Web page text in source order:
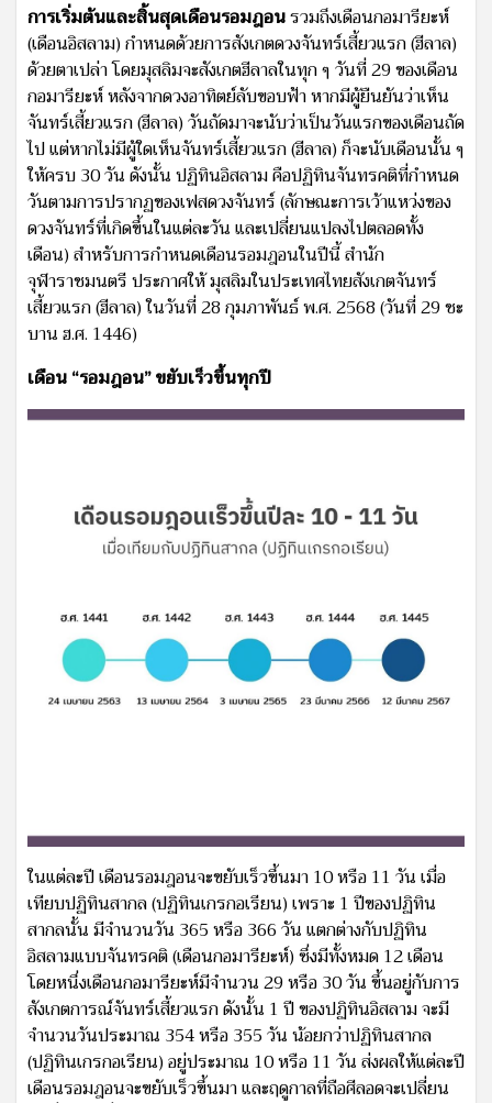
การเริ่มต้นและสิ้นสุดเดือนรอมฎอนรวมถึงเดือนกอมารียะห์
(เดือนอิสลาม) กําหนดด้วยการสังเกตดวงจันทร์เสี้ยวแรก (ฮีลาล)
ด้วยตาเปล่า โดยมุสลิมจะสังเกตฮีลาลในทุก ๆ วันที่ 29 ของเดือน
กอมารียะห์ หลังจากดวงอาทิตย์ลับขอบฟ้า หากมีผู้ยืนยันว่าเห็น
จันทร์เสี้ยวแรก (ฮีลาล) วันถัดมาจะนับว่าเป็นวันแรกของเดือนถัด
ไป แต่หากไม่มีผู้ใดเห็นจันทร์เสี้ยวแรก (ฮีลาล) ก็จะนับเดือนนั้น ๆ
ให้ครบ 30 วัน ดังนั้น ปฏิทินอิสลาม คือปฏิทินจันทรคติที่กําหนด
วันตามการปรากฏของเฟสดวงจันทร์ (ลักษณะการเว้าแหว่งของ
ดวงจันทร์ที่เกิดขึ้นในแต่ละวัน และเปลี่ยนแปลงไปตลอดทั้ง
เดือน) สำหรับการกำหนดเดือนรอมฎอนในปีนี้ สำนัก
จุฬาราชมนตรี ประกาศให้ มุสลิมในประเทศไทยสังเกตจันทร์
เสี้ยวแรก (ฮีลาล) ในวันที่ 28 กุมภาพันธ์ พ.ศ. 2568 (วันที่ 29 ชะ
บาน ฮ.ศ. 1446)
เดือน “รอมฎอน” ขยับเร็วขึ้นทุกปี
ในแต่ละปี เดือนรอมฎอนจะขยับเร็วขึ้นมา 10 หรือ 11 วัน เมื่อ
เทียบปฏิทินสากล (ปฏิทินเกรกอเรียน) เพราะ 1 ปีของปฏิทิน
สากลนั้น มีจำนวนวัน 365 หรือ 366 วัน แตกต่างกับปฏิทิน
อิสลามแบบจันทรคติ (เดือนกอมารียะห์) ซึ่งมีทั้งหมด 12 เดือน
โดยหนึ่งเดือนกอมารียะห์มีจำนวน 29 หรือ 30 วัน ขึ้นอยู่กับการ
สังเกตการณ์จันทร์เสี้ยวแรก ดังนั้น 1 ปี ของปฏิทินอิสลาม จะมี
จำนวนวันประมาณ 354 หรือ 355 วัน น้อยกว่าปฏิทินสากล
(ปฏิทินเกรกอเรียน) อยู่ประมาณ 10 หรือ 11 วัน ส่งผลให้แต่ละปี
เดือนรอมฎอนจะขยับเร็วขึ้นมา และฤดูกาลที่ถือศีลอดจะเปลี่ยน